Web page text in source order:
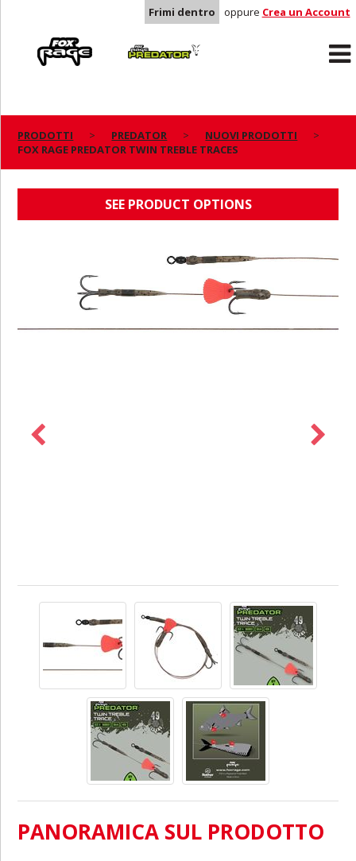
Frimi dentro oppure Crea un Account
Predator
PRODOTTI PREDATOR
NUOVI PRODOTTI
FOX RAGE PREDATOR TWIN TREBLE TRACES
SEE PRODUCT OPTIONS
PANORAMICA SUL PRODOTTO